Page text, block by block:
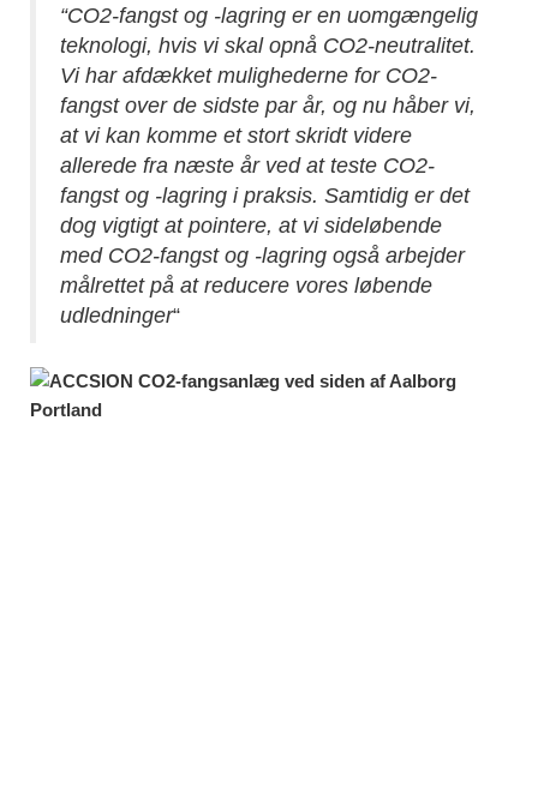
“CO2-fangst og -lagring er en uomgængelig
teknologi, hvis vi skal opnå CO2-neutralitet.
Vi har afdækket mulighederne for CO2-
fangst over de sidste par år, og nu håber vi,
at vi kan komme et stort skridt videre
allerede fra næste år ved at teste CO2-
fangst og -lagring i praksis. Samtidig er det
dog vigtigt at pointere, at vi sideløbende
med CO2-fangst og -lagring også arbejder
målrettet på at reducere vores løbende
udledninger“